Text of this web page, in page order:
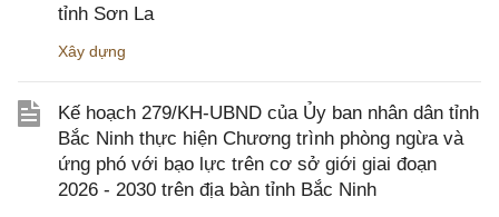
tỉnh Sơn La
Xây dựng
Kế hoạch 279/KH-UBND của Ủy ban nhân dân tỉnh
Bắc Ninh thực hiện Chương trình phòng ngừa và
ứng phó với bạo lực trên cơ sở giới giai đoạn
2026 - 2030 trên địa bàn tỉnh Bắc Ninh